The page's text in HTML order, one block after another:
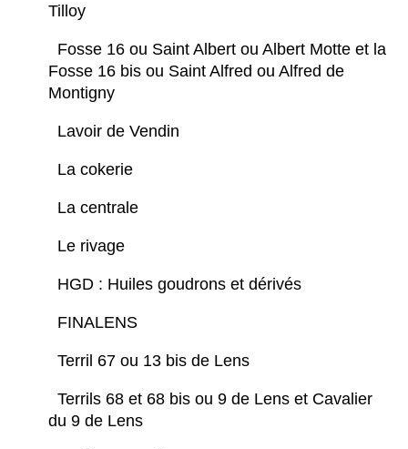
Tilloy
Fosse 16 ou Saint Albert ou Albert Motte et la
Fosse 16 bis ou Saint Alfred ou Alfred de
Montigny
Lavoir de Vendin
La cokerie
La centrale
Le rivage
HGD : Huiles goudrons et dérivés
FINALENS
Terril 67 ou 13 bis de Lens
Terrils 68 et 68 bis ou 9 de Lens et Cavalier
du 9 de Lens